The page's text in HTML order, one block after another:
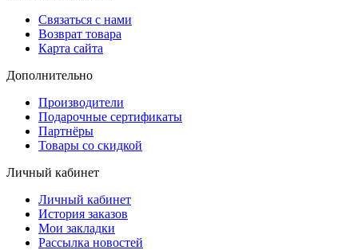
Связаться с нами
Возврат товара
Карта сайта
Дополнительно
Производители
Подарочные сертификаты
Партнёры
Товары со скидкой
Личный кабинет
Личный кабинет
История заказов
Мои закладки
Рассылка новостей